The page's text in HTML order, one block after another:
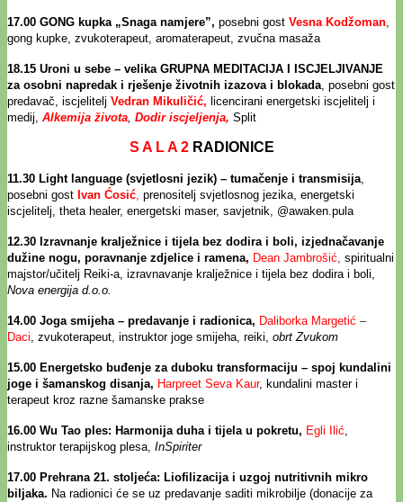
17.00 GONG kupka „Snaga namjere”, posebni gost Vesna Kodžoman,
gong kupke, zvukoterapeut, aromaterapeut, zvučna masaža
18.15 Uroni u sebe – velika GRUPNA MEDITACIJA I ISCJELJIVANJE
za osobni napredak i rješenje životnih izazova i blokada, posebni gost
predavač, iscjelitelj Vedran Mikuličić, licencirani energetski iscjelitelj i
medij, Alkemija života, Dodir iscjeljenja, Split
S A L A 2 RADIONICE
11.30 Light language (svjetlosni jezik) – tumačenje i transmisija,
posebni gost Ivan Ćosić, prenositelj svjetlosnog jezika, energetski
iscjelitelj, theta healer, energetski maser, savjetnik, @awaken.pula
12.30 Izravnanje kralježnice i tijela bez dodira i boli, izjednačavanje
dužine nogu, poravnanje zdjelice i ramena, Dean Jambrošić, spiritualni
majstor/učitelj Reiki-a, izravnavanje kralježnice i tijela bez dodira i boli,
Nova energija d.o.o.
14.00 Joga smijeha – predavanje i radionica, Daliborka Margetić –
Daci, zvukoterapeut, instruktor joge smijeha, reiki, obrtZvukom
15.00 Energetsko buđenje za duboku transformaciju – spoj kundalini
joge i šamanskog disanja, Harpreet Seva Kaur, kundalini master i
terapeut kroz razne šamanske prakse
16.00 Wu Tao ples: Harmonija duha i tijela u pokretu, Egli Ilić,
instruktor terapijskog plesa, InSpiriter
17.00 Prehrana 21. stoljeća: Liofilizacija i uzgoj nutritivnih mikro
biljaka. Na radionici će se uz predavanje saditi mikrobilje (donacije za